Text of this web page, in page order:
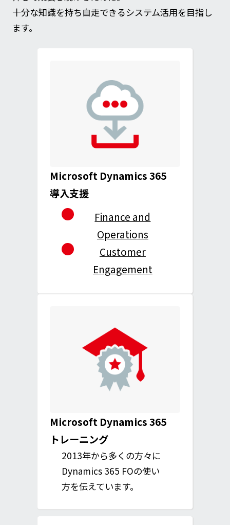
十分な知識を持ち自走できるシステム活用を目指し
ます。
Microsoft Dynamics 365
導入支援
Finance and
Operations
Customer
Engagement
Microsoft Dynamics 365
トレーニング
2013年から多くの方々に
Dynamics 365 FOの使い
方を伝えています。